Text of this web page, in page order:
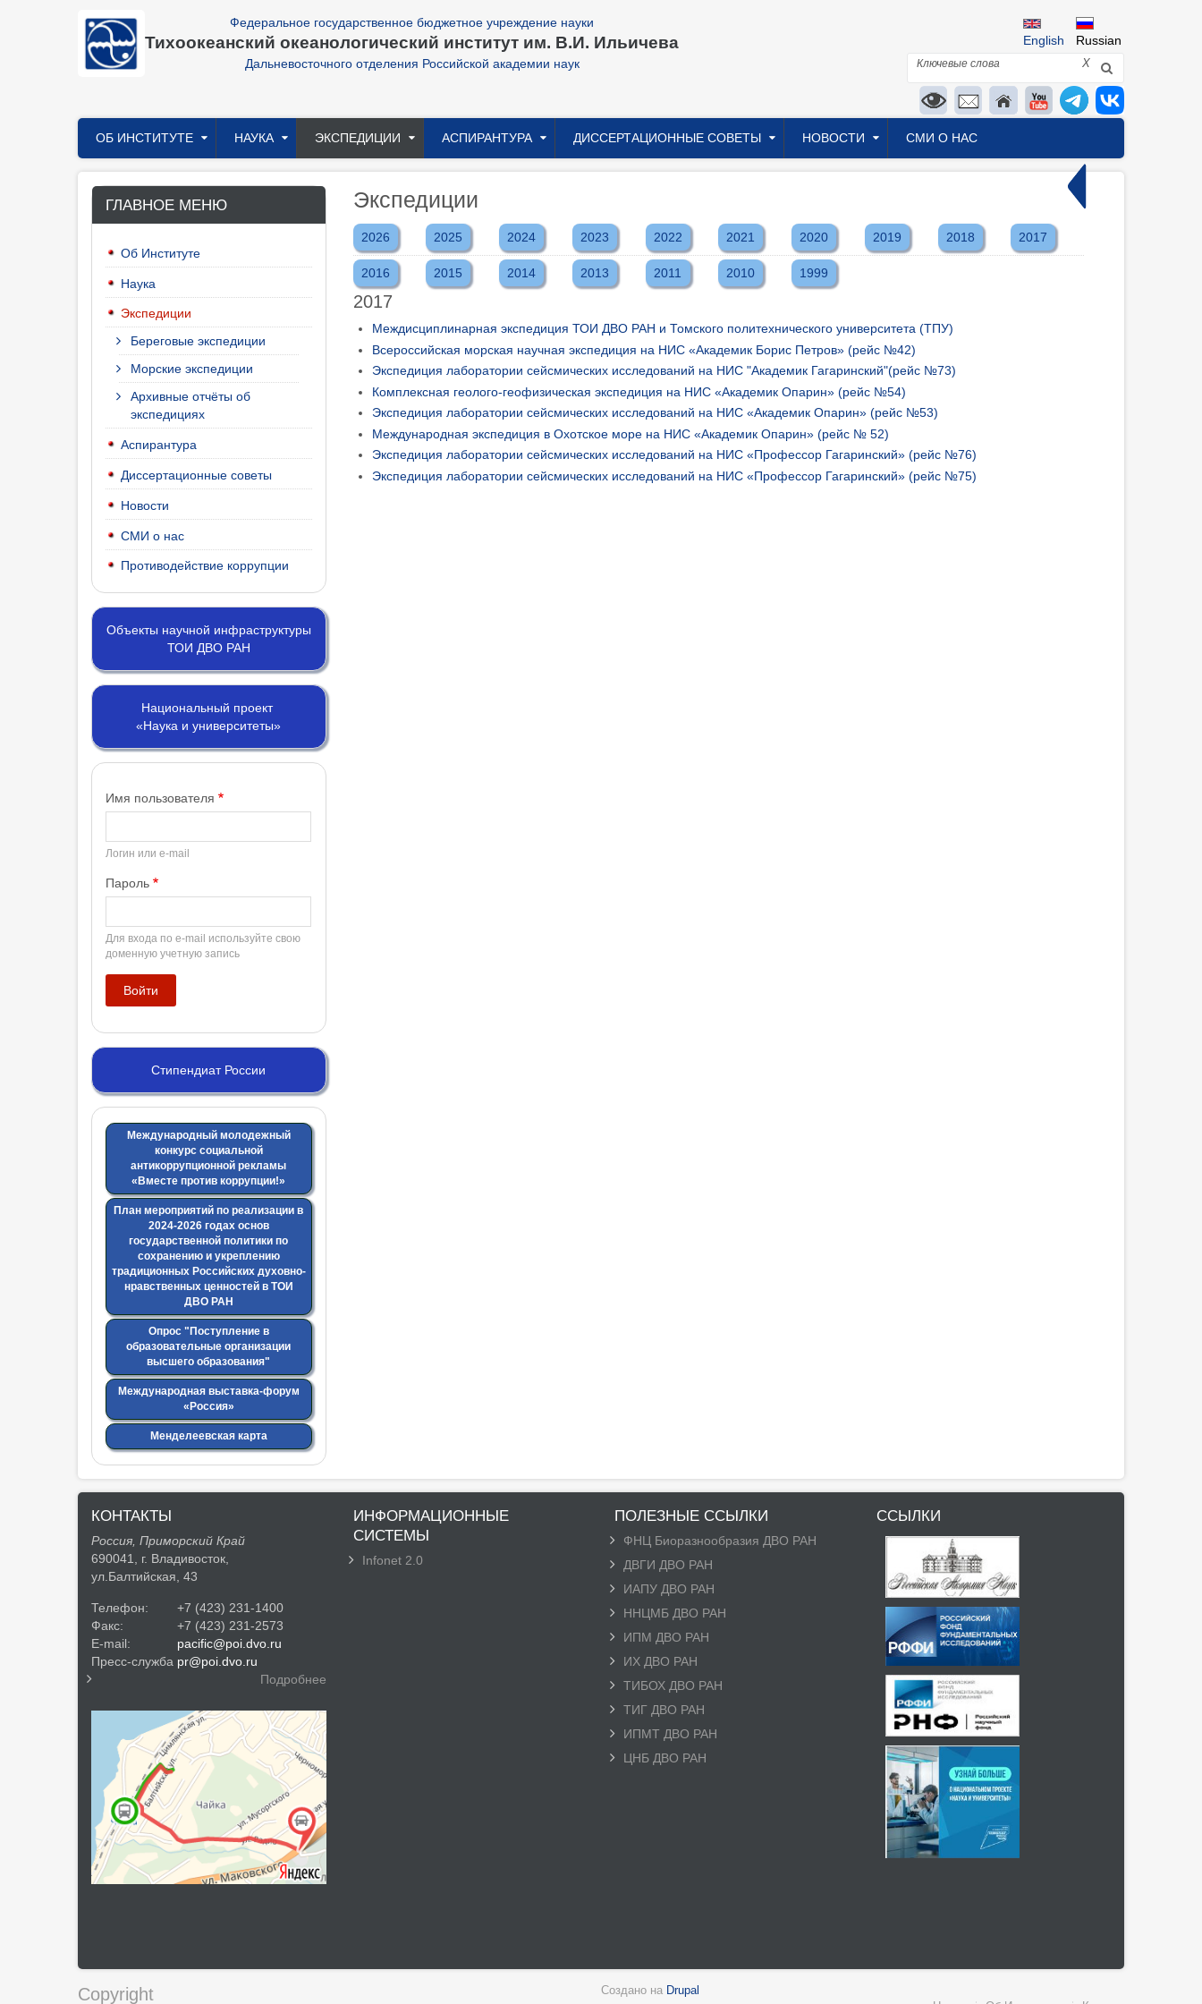
Федеральное государственное бюджетное учреждение науки
Тихоокеанский океанологический институт им. В.И. Ильичева
Дальневосточного отделения Российской академии наук
Russian
English
Поиск
X
Главное
меню
ОБ ИНСТИТУТЕ НАУКА ЭКСПЕДИЦИИ АСПИРАНТУРА ДИССЕРТАЦИОННЫЕ СОВЕТЫ НОВОСТИ СМИ О НАС
ГЛАВНОЕ МЕНЮ
Об Институте
Наука
Экспедиции
Береговые экспедиции
Морские экспедиции
Архивные отчёты об
экспедициях
Аспирантура
Диссертационные советы
Новости
СМИ о нас
Противодействие коррупции
Объекты научной инфраструктуры
ТОИ ДВО РАН
Национальный проект
«Наука и университеты»
Имя пользователя
Логин или e-mail
Пароль
Для входа по e-mail используйте свою
доменную учетную запись
Стипендиат России
Международный молодежный
конкурс социальной
антикоррупционной рекламы
«Вместе против коррупции!»
План мероприятий по реализации в
2024-2026 годах основ
государственной политики по
сохранению и укреплению
традиционных Российских духовно-
нравственных ценностей в ТОИ
ДВО РАН
Опрос "Поступление в
образовательные организации
высшего образования"
Международная выставка-форум
«Россия»
Менделеевская карта
Экспедиции
2026 2025 2024 2023 2022 2021 2020 2019 2018 2017
2016 2015 2014 2013 2011 2010 1999
2017
Междисциплинарная экспедиция ТОИ ДВО РАН и Томского политехнического университета (ТПУ)
Всероссийская морская научная экспедиция на НИС «Академик Борис Петров» (рейс №42)
Экспедиция лаборатории сейсмических исследований на НИС "Академик Гагаринский"(рейс №73)
Комплексная геолого-геофизическая экспедиция на НИС «Академик Опарин» (рейс №54)
Экспедиция лаборатории сейсмических исследований на НИС «Академик Опарин» (рейс №53)
Международная экспедиция в Охотское море на НИС «Академик Опарин» (рейс № 52)
Экспедиция лаборатории сейсмических исследований на НИС «Профессор Гагаринский» (рейс №76)
Экспедиция лаборатории сейсмических исследований на НИС «Профессор Гагаринский» (рейс №75)
КОНТАКТЫ
Россия, Приморский Край
690041, г. Владивосток,
ул.Балтийская, 43
Телефон:
+7 (423) 231-1400
Факс:
+7 (423) 231-2573
E-mail:
pacific@poi.dvo.ru
Пресс-служба pr@poi.dvo.ru
Подробнее
ИНФОРМАЦИОННЫЕ
СИСТЕМЫ
Infonet 2.0
ПОЛЕЗНЫЕ ССЫЛКИ
ФНЦ Биоразнообразия ДВО РАН
ДВГИ ДВО РАН
ИАПУ ДВО РАН
ННЦМБ ДВО РАН
ИПМ ДВО РАН
ИХ ДВО РАН
ТИБОХ ДВО РАН
ТИГ ДВО РАН
ИПМТ ДВО РАН
ЦНБ ДВО РАН
ССЫЛКИ
Copyright Создано на Drupal